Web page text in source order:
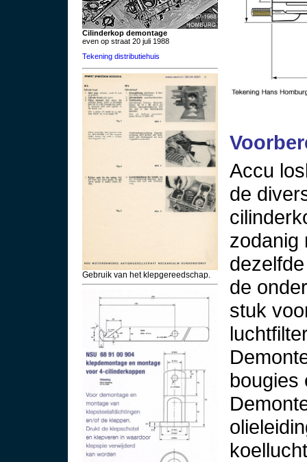
Cilinderkop demontage
even op straat 20 juli 1988
Tekening distributiehuis
Gebruik van het klepgereedschap.
Accu
de
zodanig
de
stuk
bougies